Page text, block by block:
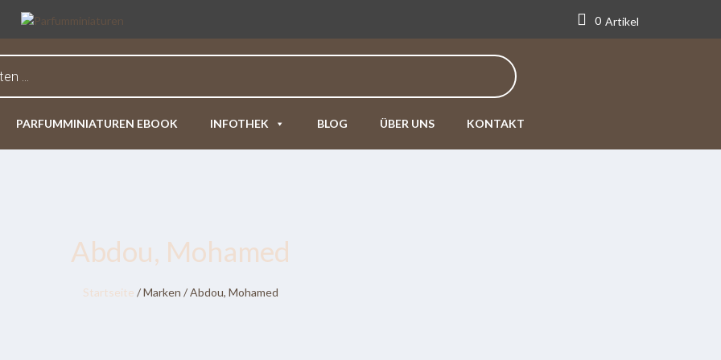
0 Artikel
PARFUMMINIATUREN EBOOK INFOTHEK BLOG ÜBER UNS KONTAKT
Abdou, Mohamed
Startseite / Marken / Abdou, Mohamed